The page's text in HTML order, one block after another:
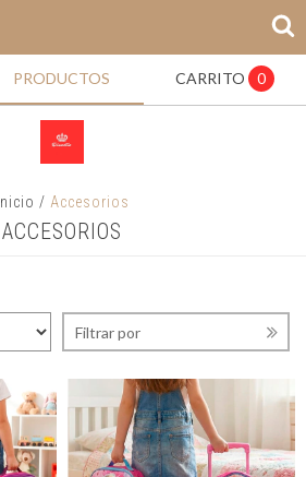
PRODUCTOS CARRITO 0
Inicio / Accesorios
ACCESORIOS
Filtrar por